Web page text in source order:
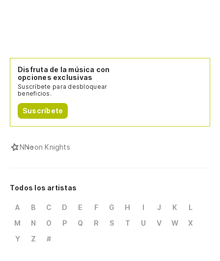
Disfruta de la música con
opciones exclusivas
Suscríbete para desbloquear
beneficios.
Suscríbete
NNeon Knights
Todos los artistas
A B C D E F G H I J K
L
M
N O P Q R S T U V W
X
Y
Z #